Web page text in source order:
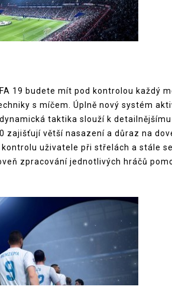
19 budete mít pod kontrolou každý
s míčem. Úplně nový systém
taktika slouží k
zajišťují větší nasazení a důraz na
uživatele při střelách a stále
zpracování jednotlivých hráčů